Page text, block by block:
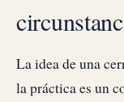
La idea de una
la práctica es un